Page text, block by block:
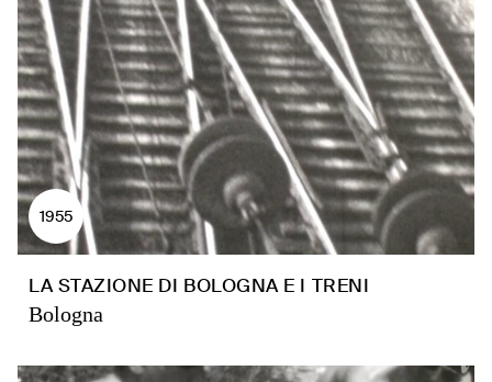
1955
LA STAZIONE DI BOLOGNA E I TRENI
Bologna